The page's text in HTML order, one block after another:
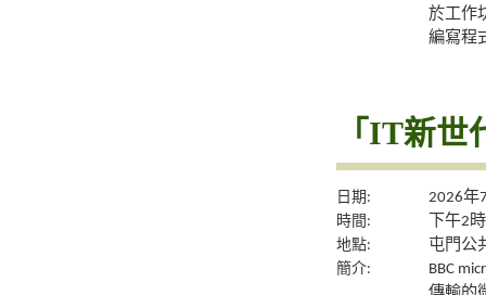
於工作
編寫程
「IT新
日期:
2026年
時間:
下午2
地點:
屯門公
簡介:
BBC